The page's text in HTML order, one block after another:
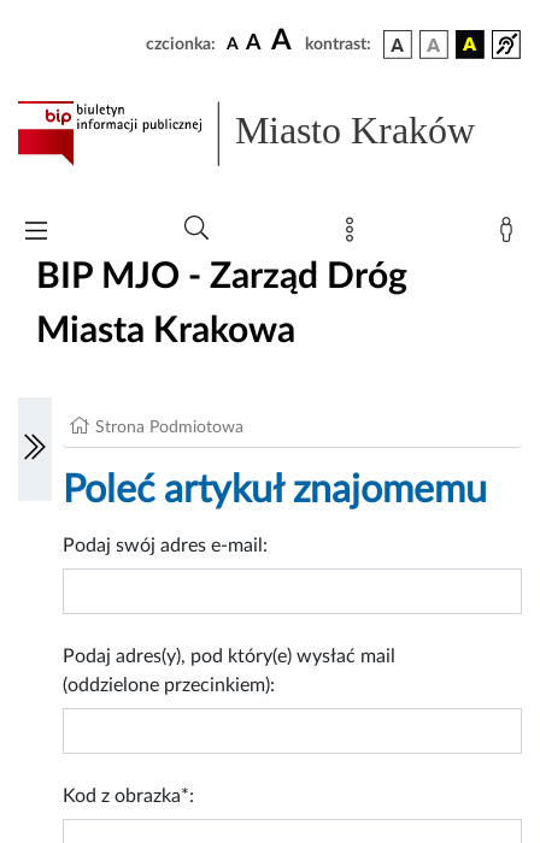
czcionka: A A A kontrast:
Miasto Kraków
BIP MJO - Zarząd Dróg
Miasta Krakowa
Strona Podmiotowa
Poleć artykuł znajomemu
Podaj swój adres e-mail:
Podaj adres(y), pod który(e) wysłać mail
(oddzielone przecinkiem):
Kod z obrazka*: